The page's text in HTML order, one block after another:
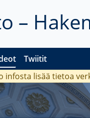
–
Twiitit
infosta lisää tietoa